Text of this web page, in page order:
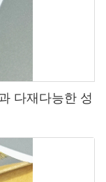
다재다능한 성